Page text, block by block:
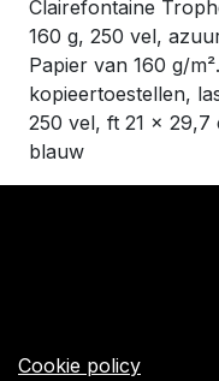
Clairefontaine
160 g, 250 vel,
Papier van 160 g/
kopieertoestellen,
250 vel, ft 21 x 29,7
blauw
Cookie policy